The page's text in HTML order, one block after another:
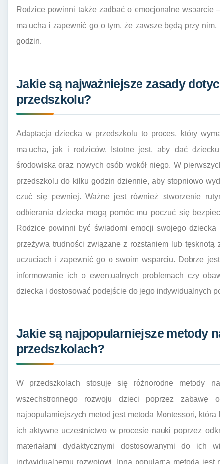
Rodzice powinni także zadbać o emocjonalne wsparcie
malucha i zapewnić go o tym, że zawsze będą przy
godzin.
Jakie są najważniejsze zasady
przedszkolu?
Adaptacja dziecka w przedszkolu to proces, który
malucha, jak i rodziców. Istotne jest, aby dać
środowiska oraz nowych osób wokół niego. W
przedszkolu do kilku godzin dziennie, aby stopniowo
czuć się pewniej. Ważne jest również stworzenie
odbierania dziecka mogą pomóc mu poczuć się
Rodzice powinni być świadomi emocji swojego
przeżywa trudności związane z rozstaniem lub
uczuciach i zapewnić go o swoim wsparciu. Dobrze
informowanie ich o ewentualnych problemach czy
dziecka i dostosować podejście do jego indywidualnych
Jakie są najpopularniejsze metody
przedszkolach?
W przedszkolach stosuje się różnorodne metody
wszechstronnego rozwoju dzieci poprzez
najpopularniejszych metod jest metoda Montessori,
ich aktywne uczestnictwo w procesie nauki poprzez
materiałami dydaktycznymi dostosowanymi do ich
indywidualnemu rozwojowi. Inną popularną metodą jest